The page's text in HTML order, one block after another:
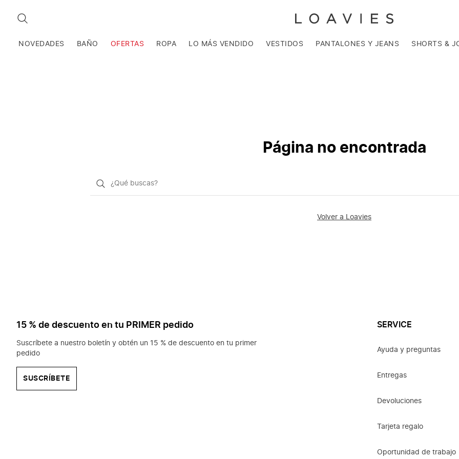
BUSCAR
NOVEDADES BAÑO OFERTAS ROPA LO MÁS VENDIDO VESTIDOS PANTALONES Y JEANS SHORTS &
Página no encontrada
¿Qué
Volver a Loavies
15 % de descuento en tu PRIMER pedido
Suscríbete a nuestro boletín y obtén un 15 % de descuento en tu primer
pedido
SUSCRÍBETE
SERVICE
Ayuda y preguntas
Entregas
Devoluciones
Tarjeta regalo
Oportunidad de trabajo